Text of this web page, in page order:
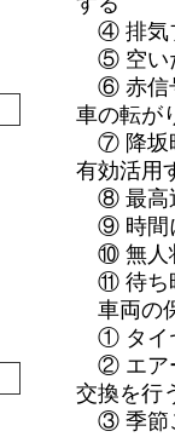
④ 排気
⑤ 空い
⑥ 赤信
車の転が
⑦ 降坂
有効活用
⑧ 最高
⑨ 時間
⑩ 無人
⑪ 待ち
車両の
① タイ
② エア
交換を行
③ 季節